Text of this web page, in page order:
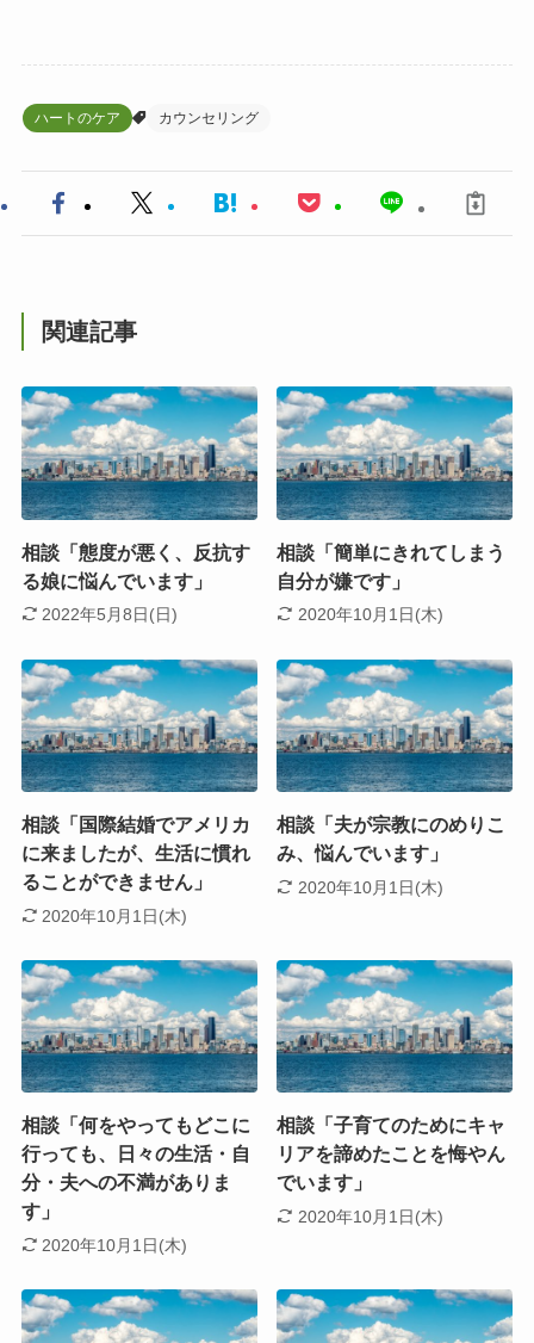
ハートのケア カウンセリング
関連記事
相談「態度が悪く、反抗す
る娘に悩んでいます」
2022年5月8日(日)
相談「簡単にきれてしまう
自分が嫌です」
2020年10月1日(木)
相談「国際結婚でアメリカ
に来ましたが、生活に慣れ
ることができません」
2020年10月1日(木)
相談「夫が宗教にのめりこ
み、悩んでいます」
2020年10月1日(木)
相談「何をやってもどこに
行っても、日々の生活・自
分・夫への不満がありま
す」
2020年10月1日(木)
相談「子育てのためにキャ
リアを諦めたことを悔やん
でいます」
2020年10月1日(木)